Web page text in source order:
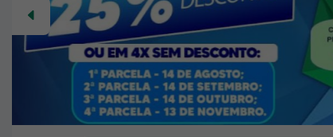
Anterior